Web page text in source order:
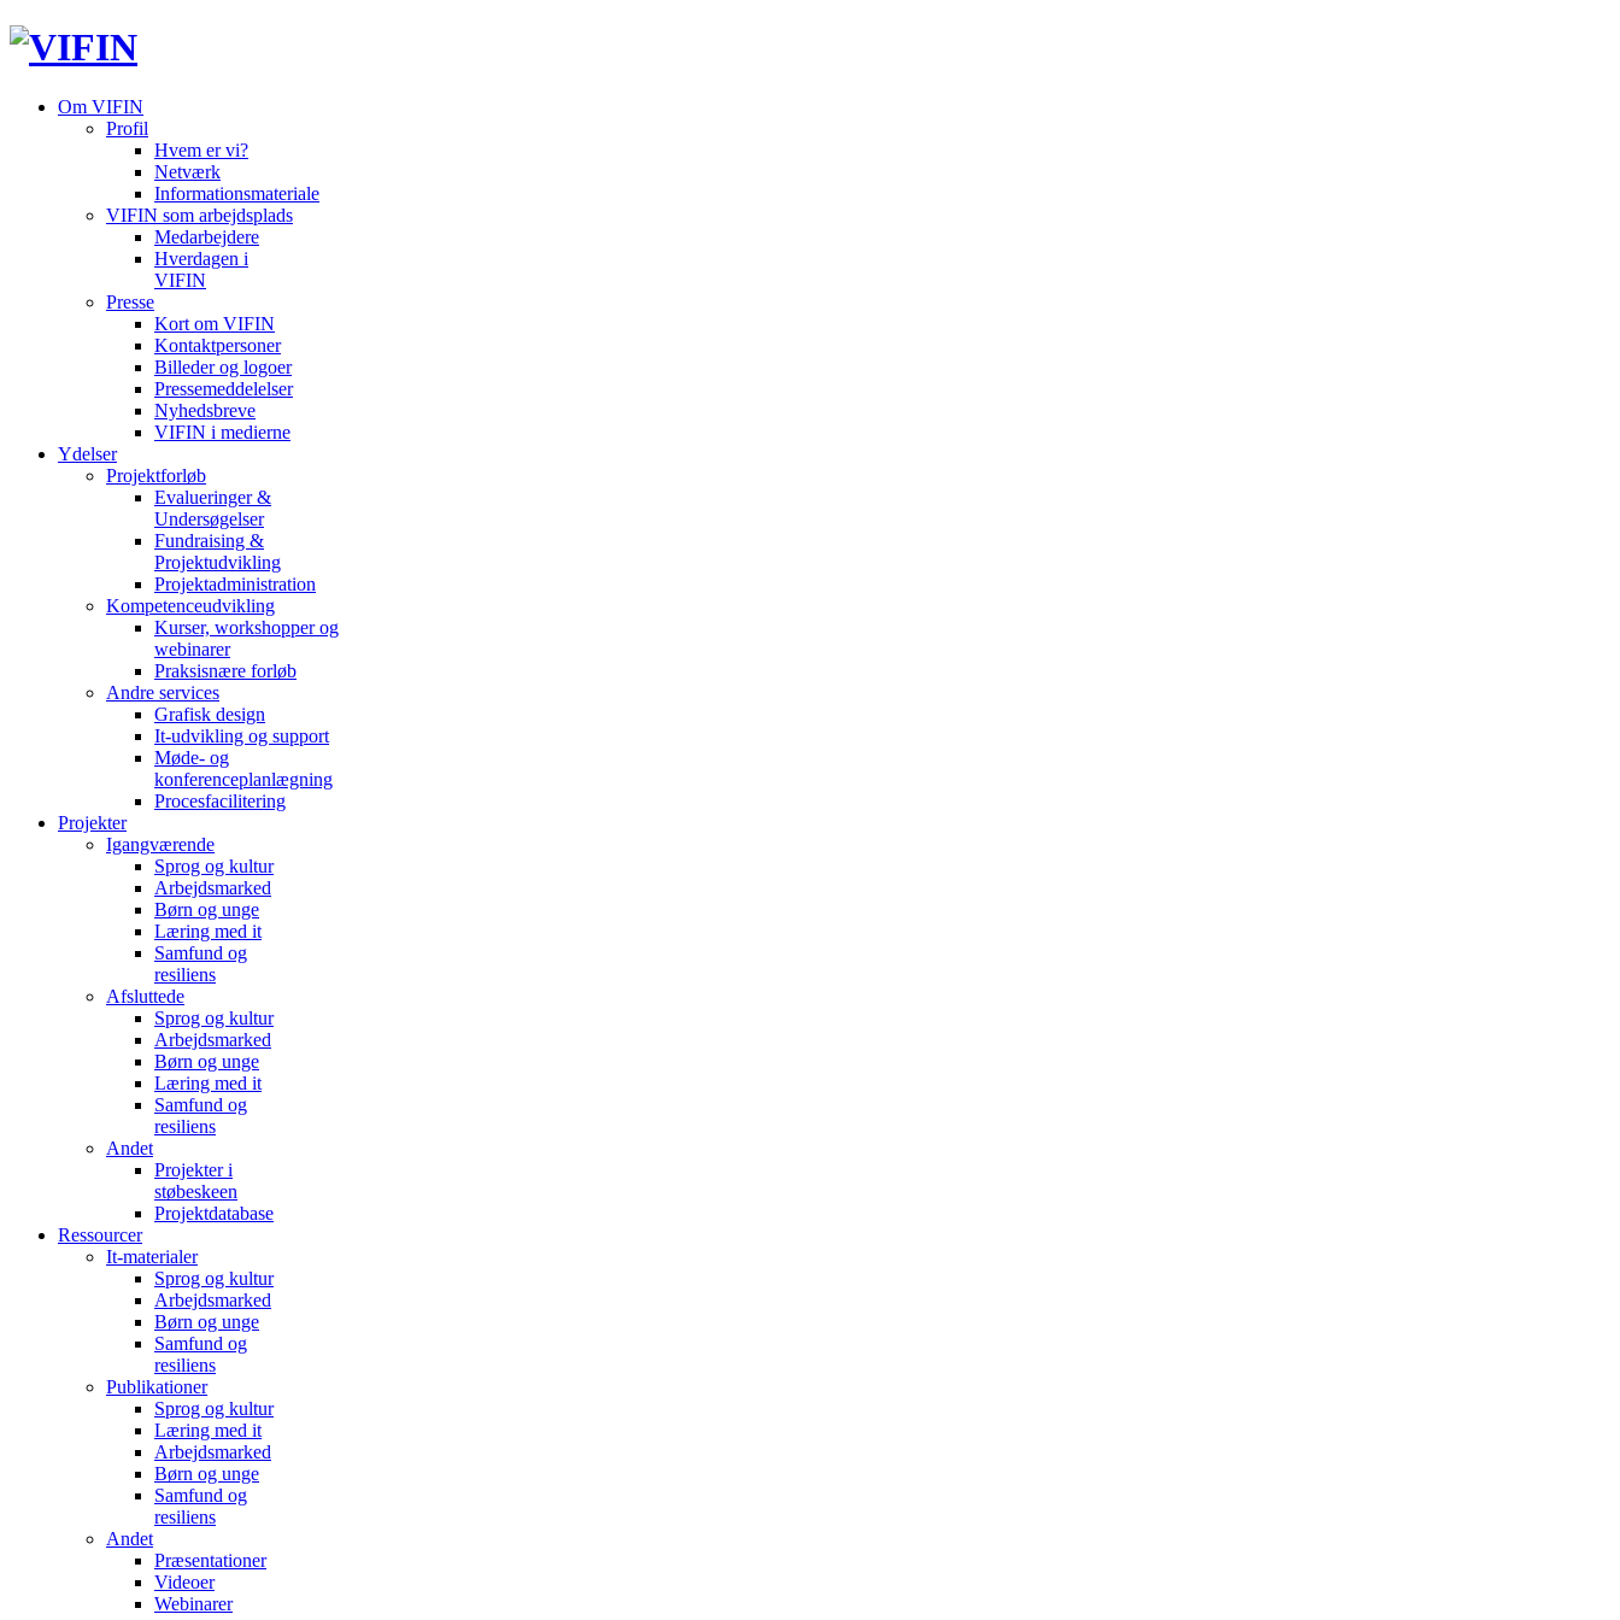
Om VIFIN
Profil
Hvem er vi?
Netværk
Informationsmateriale
VIFIN som arbejdsplads
Medarbejdere
Hverdagen i
VIFIN
Presse
Kort om VIFIN
Kontaktpersoner
Billeder og logoer
Pressemeddelelser
Nyhedsbreve
VIFIN i medierne
Ydelser
Projektforløb
Evalueringer &
Undersøgelser
Fundraising &
Projektudvikling
Projektadministration
Kompetenceudvikling
Kurser, workshopper og
webinarer
Praksisnære forløb
Andre services
Grafisk design
It-udvikling og support
Møde- og
konferenceplanlægning
Procesfacilitering
Projekter
Igangværende
Sprog og kultur
Arbejdsmarked
Børn og unge
Læring med it
Samfund og
resiliens
Afsluttede
Sprog og kultur
Arbejdsmarked
Børn og unge
Læring med it
Samfund og
resiliens
Andet
Projekter i
støbeskeen
Projektdatabase
Ressourcer
It-materialer
Sprog og kultur
Arbejdsmarked
Børn og unge
Samfund og
resiliens
Publikationer
Sprog og kultur
Læring med it
Arbejdsmarked
Børn og unge
Samfund og
resiliens
Andet
Præsentationer
Videoer
Webinarer